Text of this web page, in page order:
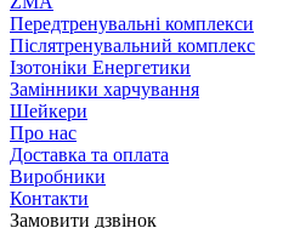
Передтренувальні комплекси
Післятренувальний комплекс
Ізотоніки Енергетики
Замінники харчування
Шейкери
Про нас
Доставка та оплата
Виробники
Контакти
Замовити дзвінок